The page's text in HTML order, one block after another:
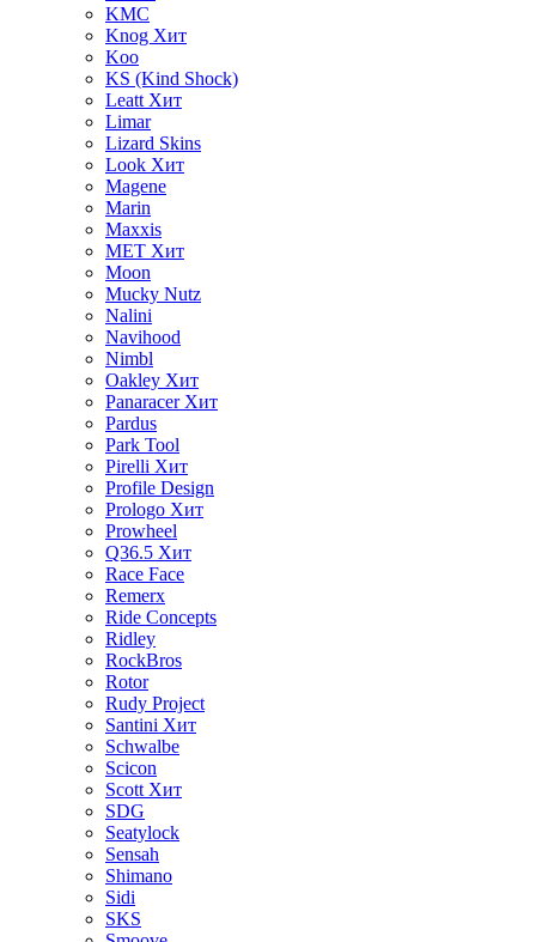
KMC
Knog Хит
Koo
KS (Kind Shock)
Leatt Хит
Limar
Lizard Skins
Look Хит
Magene
Marin
Maxxis
MET Хит
Moon
Mucky Nutz
Nalini
Navihood
Nimbl
Oakley Хит
Panaracer Хит
Pardus
Park Tool
Pirelli Хит
Profile Design
Prologo Хит
Prowheel
Q36.5 Хит
Race Face
Remerx
Ride Concepts
Ridley
RockBros
Rotor
Rudy Project
Santini Хит
Schwalbe
Scicon
Scott Хит
SDG
Seatylock
Sensah
Shimano
Sidi
SKS